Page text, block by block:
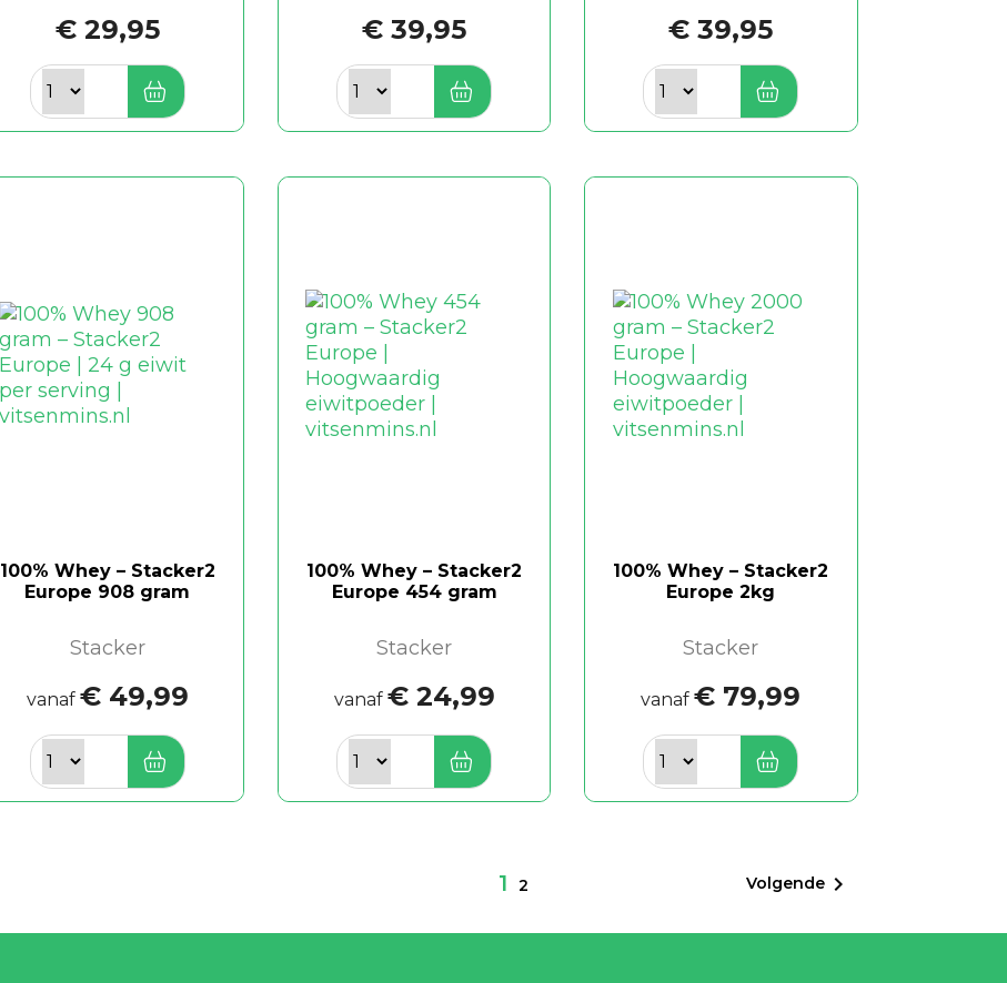
€ 29,95 € 39,95 € 39,95
100% Whey – Stacker2
Europe 908 gram
Stacker
vanaf € 49,99
100% Whey – Stacker2
Europe 454 gram
Stacker
vanaf € 24,99
100% Whey – Stacker2
Europe 2kg
Stacker
vanaf€ 79,99
12 Volgende